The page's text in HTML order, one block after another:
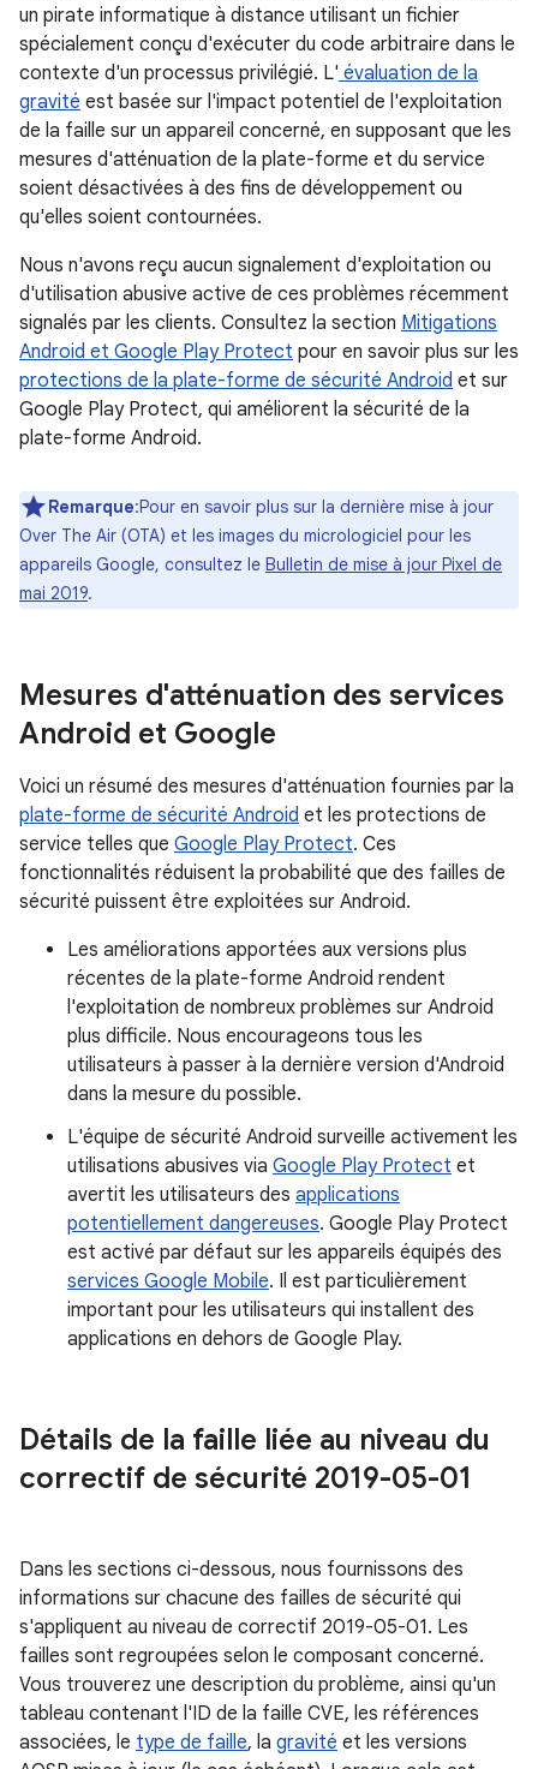
un pirate informatique à distance utilisant un fichier
spécialement conçu d'exécuter du code arbitraire dans le
contexte d'un processus privilégié. L' évaluation de la
gravité est basée sur l'impact potentiel de l'exploitation
de la faille sur un appareil concerné, en supposant que les
mesures d'atténuation de la plate-forme et du service
soient désactivées à des fins de développement ou
qu'elles soient contournées.
Nous n'avons reçu aucun signalement d'exploitation ou
d'utilisation abusive active de ces problèmes récemment
signalés par les clients. Consultez la section Mitigations
Android et Google Play Protect pour en savoir plus sur les
protections de la plate-forme de sécurité Android et sur
Google Play Protect, qui améliorent la sécurité de la
plate-forme Android.
Remarque:Pour en savoir plus sur la dernière mise à jour
Over The Air (OTA) et les images du micrologiciel pour les
appareils Google, consultez le Bulletin de mise à jour Pixel de
mai 2019.
Mesures d'atténuation des services
Android et Google
Voici un résumé des mesures d'atténuation fournies par la
plate-forme de sécurité Android et les protections de
service telles que Google Play Protect. Ces
fonctionnalités réduisent la probabilité que des failles de
sécurité puissent être exploitées sur Android.
Les améliorations apportées aux versions plus
récentes de la plate-forme Android rendent
l'exploitation de nombreux problèmes sur Android
plus difficile. Nous encourageons tous les
utilisateurs à passer à la dernière version d'Android
dans la mesure du possible.
L'équipe de sécurité Android surveille activement les
utilisations abusives via Google Play Protect et
avertit les utilisateurs des applications
potentiellement dangereuses. Google Play Protect
est activé par défaut sur les appareils équipés des
services Google Mobile. Il est particulièrement
important pour les utilisateurs qui installent des
applications en dehors de Google Play.
Détails de la faille liée au niveau du
correctif de sécurité 2019-05-01
Dans les sections ci-dessous, nous fournissons des
informations sur chacune des failles de sécurité qui
s'appliquent au niveau de correctif 2019-05-01. Les
failles sont regroupées selon le composant concerné.
Vous trouverez une description du problème, ainsi qu'un
tableau contenant l'ID de la faille CVE, les références
associées, le type de faille, la gravité et les versions